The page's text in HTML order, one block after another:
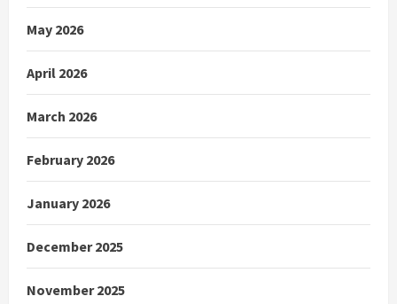
May 2026
April 2026
March 2026
February 2026
January 2026
December 2025
November 2025